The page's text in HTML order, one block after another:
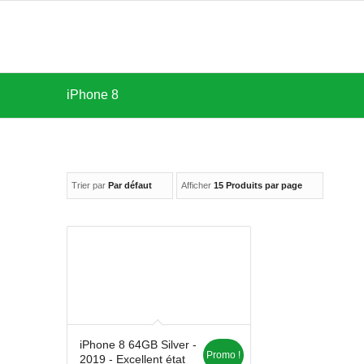
iPhone 8
Trier par Par défaut Afficher 15 Produits par page
iPhone 8 64GB Silver -
2019 - Excellent état
Promo !